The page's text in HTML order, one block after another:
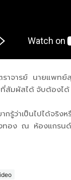
ราจารย์ นายแพท
สัมผัสได้ จับต้องได้
กรู้ว่าเป็นไปได้จริ
ทอง ณ ห้องแกรน